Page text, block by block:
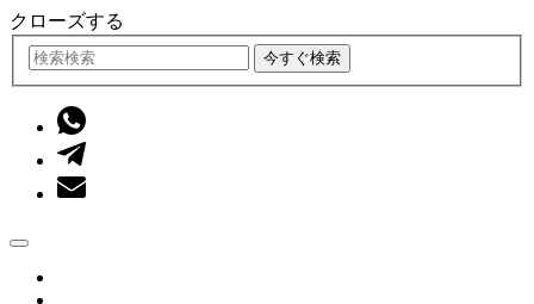
クローズする
今すぐ検索